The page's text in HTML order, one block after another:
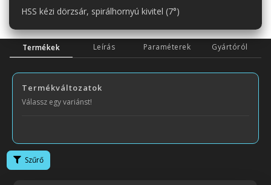
HSS kézi dörzsár, spirálhornyú kivitel (7°)
Termékek Leírás Paraméterek Gyártóról
Termékváltozatok
Válassz egy variánst!
Szűrő